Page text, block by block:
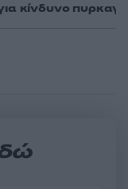
κίνδυνο